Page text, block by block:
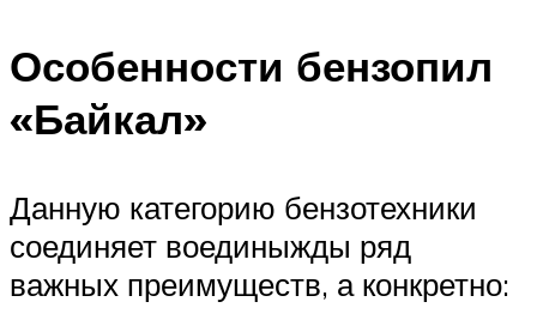
Особенности бензопил
«Байкал»
Данную категорию бензотехники
соединяет воединыжды ряд
важных преимуществ, а конкретно: